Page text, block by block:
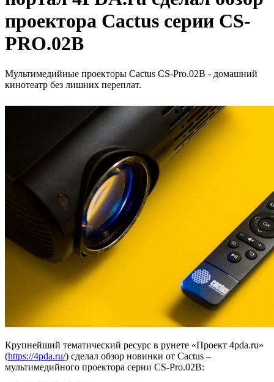
проектора Cactus серии CS-
PRO.02B
Мультимедийные проекторы Cactus CS-Pro.02B - домашний
кинотеатр без лишних переплат.
Крупнейший тематический ресурс в рунете «Проект 4pda.ru»
(https://4pda.ru/) сделал обзор новинки от Cactus –
мультимедийного проектора серии CS-Pro.02B: